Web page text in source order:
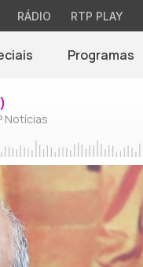
RÁDIO RTP PLAY
Programas
Notícias